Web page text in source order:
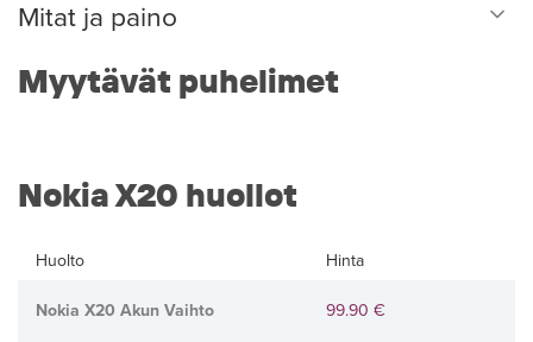
Mitat ja paino
Myytävät puhelimet
Nokia X20 huollot
Huolto Hinta
Nokia X20 Akun Vaihto 99.90 €